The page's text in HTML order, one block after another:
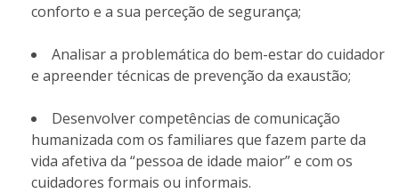
conforto e a sua perceção de segurança;
Analisar a problemática do bem-estar do cuidador
e apreender técnicas de prevenção da exaustão;
Desenvolver competências de comunicação
humanizada com os familiares que fazem parte da
vida afetiva da “pessoa de idade maior” e com os
cuidadores formais ou informais.